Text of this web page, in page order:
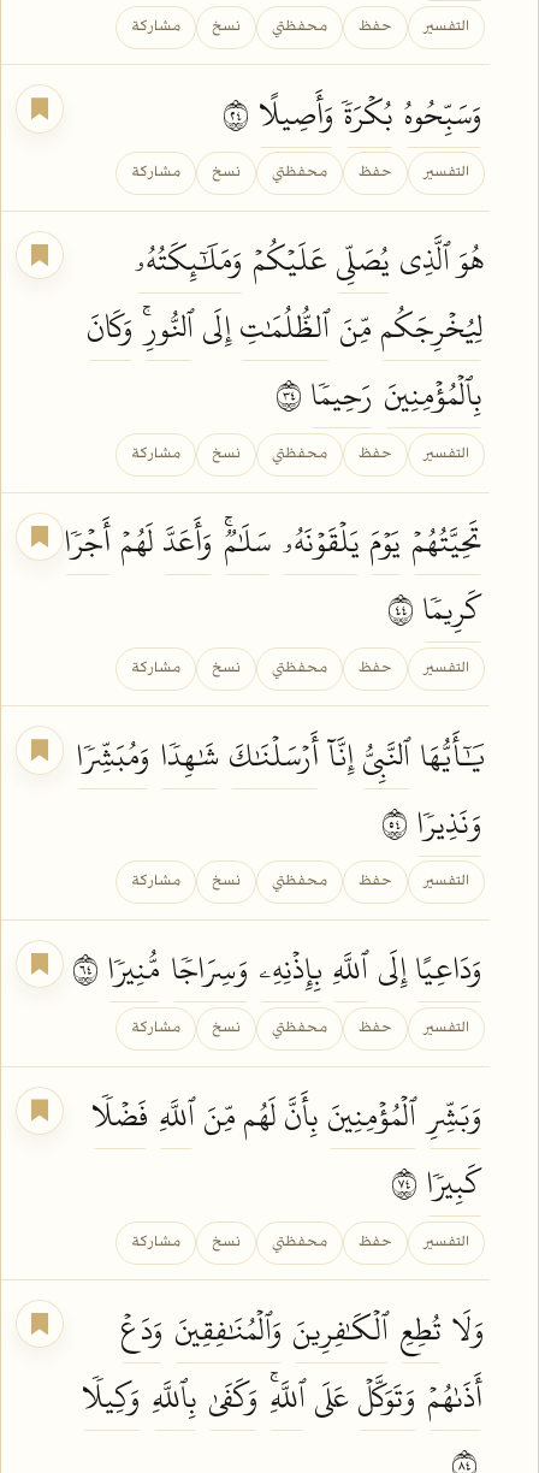
التفسير حفظ محفظتي نسخ مشاركة
وَسَبِّحُوهُ بُكۡرَةٗ وَأَصِيلًا
التفسير حفظ محفظتي نسخ مشاركة
هُوَ ٱلَّذِي يُصَلِّيعَلَيۡكُمۡ وَمَلَٰٓئِكَتُهُۥ
لِيُخۡرِجَكُممِّنَٱلظُّلُمَٰتِإِلَىٱلنُّورِۚ وَكَانَ
بِٱلۡمُؤۡمِنِينَ رَحِيمٗا
التفسير حفظ محفظتي نسخ مشاركة
تَحِيَّتُهُمۡ يَوۡمَ يَلۡقَوۡنَهُۥ سَلَٰمٞۚ وَأَعَدَّلَهُمۡأَجۡرٗا
كَرِيمٗا
التفسير حفظ محفظتي نسخ مشاركة
يَٰٓأَيُّهَاٱلنَّبِيُّإِنَّآأَرۡسَلۡنَٰكَ شَٰهِدٗا وَمُبَشِّرٗا
وَنَذِيرٗا
التفسير حفظ محفظتي نسخ مشاركة
وَدَاعِيًاإِلَىٱللَّهِ بِإِذۡنِهِۦ وَسِرَاجٗا مُّنِيرٗا
التفسير حفظ محفظتي نسخ مشاركة
وَبَشِّرِٱلۡمُؤۡمِنِينَبِأَنَّ لَهُم مِّنَٱللَّهِ فَضۡلٗا
كَبِيرٗا
التفسير حفظ محفظتي نسخ مشاركة
وَلَا تُطِعِٱلۡكَٰفِرِينَ وَٱلۡمُنَٰفِقِينَ وَدَعۡ
أَذَىٰهُمۡ وَتَوَكَّلۡعَلَىٱللَّهِۚ وَكَفَىٰ بِٱللَّهِ وَكِيلٗا